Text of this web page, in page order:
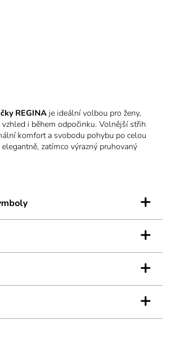
REGINA je ideální volbou pro ženy,
i během odpočinku. Volnější střih
komfort a svobodu pohybu po celou
zatímco výrazný pruhovaný
a vhodná i pro citlivou pokožku
+
+
+
+